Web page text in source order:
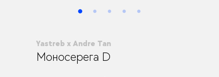
Yastreb x Andre Tan
Моносерега D